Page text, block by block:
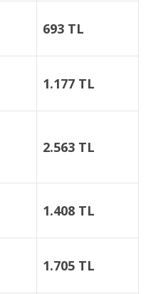
693 TL
1.177 TL
2.563 TL
1.408 TL
1.705 TL